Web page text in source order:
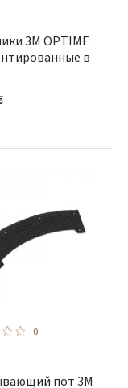
3M OPTIME
в
0
пот 3M